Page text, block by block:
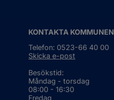
KONTAKTA KOMMUNEN
Telefon: 0523-66 40 00
Skicka e-post
Besökstid:
Måndag - torsdag
08:00 - 16:30
Fredag